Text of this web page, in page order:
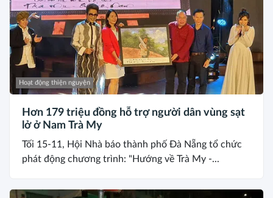
Hoạt động thiện nguyện
Hơn 179 triệu đồng hỗ trợ người dân vùng sạt
lở ở Nam Trà My
Tối 15-11, Hội Nhà báo thành phố Đà Nẵng tổ chức
phát động chương trình: "Hướng về Trà My -...